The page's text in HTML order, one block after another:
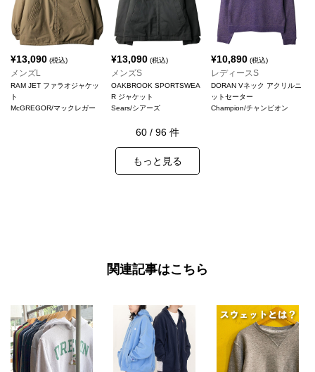
¥13,090 (税込)
メンズL
RAM JET ファラオジャケッ
ト
McGREGOR/マックレガー
¥13,090(税込)
メンズS
OAKBROOK SPORTSWEA
R ジャケット
Sears/シアーズ
¥10,890 (税込)
レディースS
DORAN Vネック アクリルニ
ットセーター
Champion/チャンピオン
60 / 96 件
もっと見る
関連記事はこちら